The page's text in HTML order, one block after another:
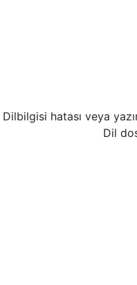
Dilbilgisi hatası veya
Dil